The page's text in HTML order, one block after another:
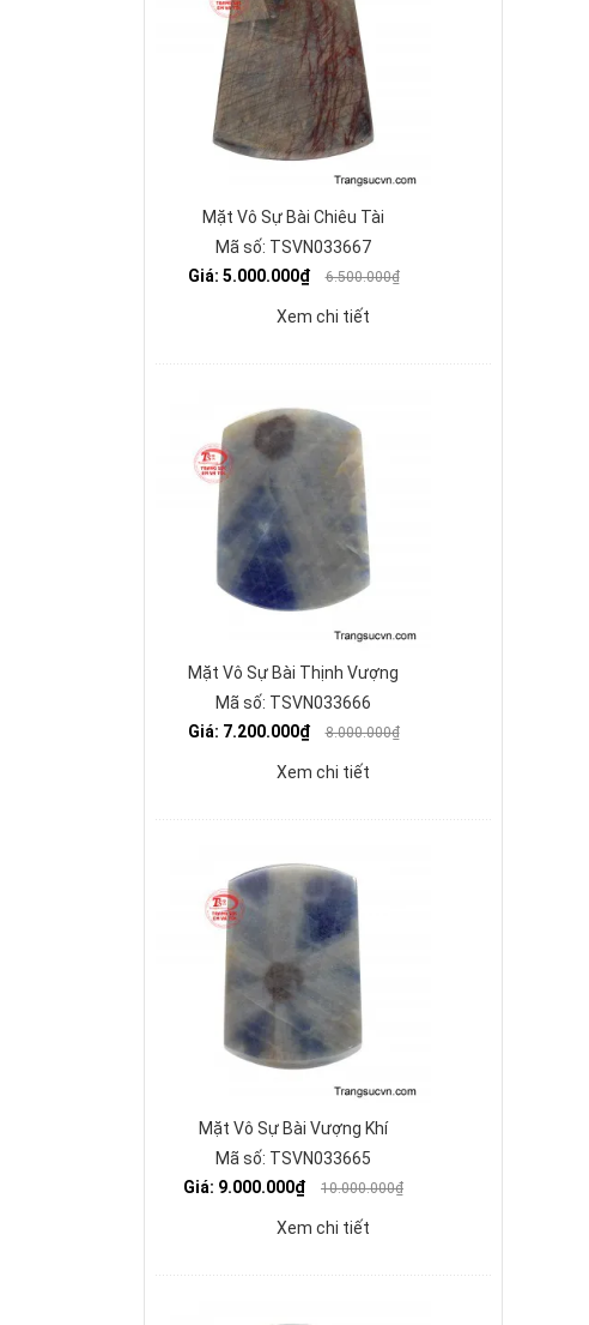
Mặt Vô Sự Bài Chiêu Tài
Mã số: TSVN033667
Giá: 5.000.000₫
6.500.000₫
Xem chi tiết
Mặt Vô Sự Bài Thịnh Vượng
Mã số: TSVN033666
Giá: 7.200.000₫
8.000.000₫
Xem chi tiết
Mặt Vô Sự Bài Vượng Khí
Mã số: TSVN033665
Giá: 9.000.000₫
10.000.000₫
Xem chi tiết